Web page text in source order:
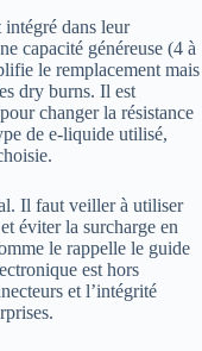
intégré dans leur
capacité généreuse (4 à
le remplacement mais
dry burns. Il est
changer la résistance
de e-liquide utilisé,
Il faut veiller à utiliser
éviter la surcharge en
le rappelle le guide
est hors
et l’intégrité